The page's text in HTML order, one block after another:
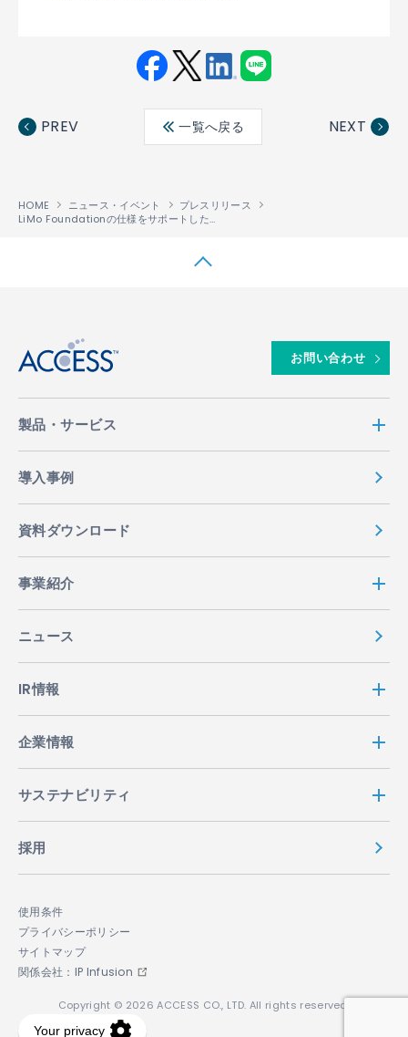
ebo ter
edin
PREV 一覧へ戻る NEXT
HOME ニュース・イベント
プレスリリース
LiMo Foundationの仕様をサポートした「ACCESS Linux Platform
お問い合わせ
製品・サービス
導入事例
資料ダウンロード
事業紹介
ニュース
IR情報
企業情報
サステナビリティ
採用
使用条件
プライバシーポリシー
サイトマップ
関係会社：IP Infusion
Copyright © 2026 ACCESS CO., LTD. All rights reserved.